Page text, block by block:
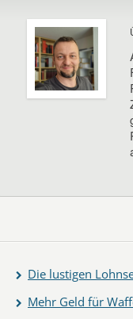
Die lustigen
Mehr Geld für